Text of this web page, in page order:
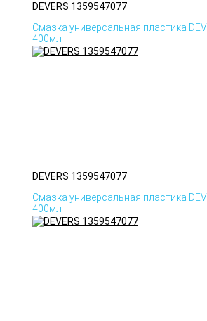
DEVERS 1359547077
Смазка универсальная пластика
400мл
DEVERS 1359547077
Смазка универсальная пластика
400мл